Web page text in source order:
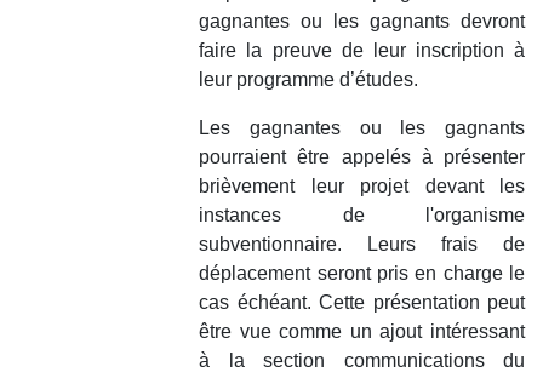
gagnantes ou les gagnants devront
faire la preuve de leur inscription à
leur programme d’études.
Les gagnantes ou les gagnants
pourraient être appelés à présenter
brièvement leur projet devant les
instances de l'organisme
subventionnaire. Leurs frais de
déplacement seront pris en charge le
cas échéant. Cette présentation peut
être vue comme un ajout intéressant
à la section communications du